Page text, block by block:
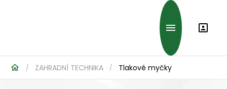
/ ZAHRADNÍ TECHNIKA / Tlakové myčky